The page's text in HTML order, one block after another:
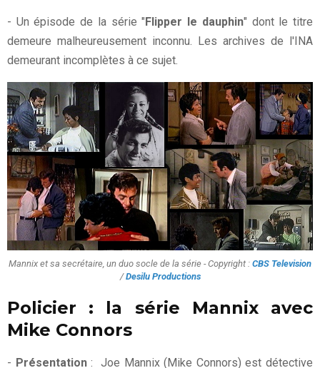
- Un épisode de la série "Flipper le dauphin" dont le titre
demeure malheureusement inconnu. Les archives de l'INA
demeurant incomplètes à ce sujet.
Mannix et sa secrétaire, un duo socle de la série - Copyright : CBS Television
/Desilu Productions
Policier : la série Mannix avec
Mike Connors
- Présentation: Joe Mannix (Mike Connors) est détective